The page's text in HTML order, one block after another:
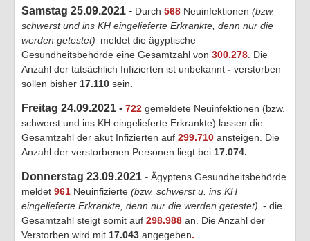
Samstag 25.09.2021 - Durch 568 Neuinfektionen (bzw.
schwerst und ins KH eingelieferte Erkrankte, denn nur die
werden getestet) meldet die ägyptische
Gesundheitsbehörde eine Gesamtzahl von 300.278 . Die
Anzahl der tatsächlich Infizierten ist unbekannt - verstorben
sollen bisher 17.110 sein.
Freitag 24.09.2021 - 722 gemeldete Neuinfektionen (bzw.
schwerst und ins KH eingelieferte Erkrankte) lassen die
Gesamtzahl der akut Infizierten auf 299.710 ansteigen. Die
Anzahl der verstorbenen Personen liegt bei 17.074.
Donnerstag 23.09.2021 - Ägyptens Gesundheitsbehörde
meldet 961 Neuinfizierte (bzw. schwerst u. ins KH
eingelieferte Erkrankte, denn nur die werden getestet) - die
Gesamtzahl steigt somit auf 298.988 an. Die Anzahl der
Verstorben wird mit 17.043 angegeben.